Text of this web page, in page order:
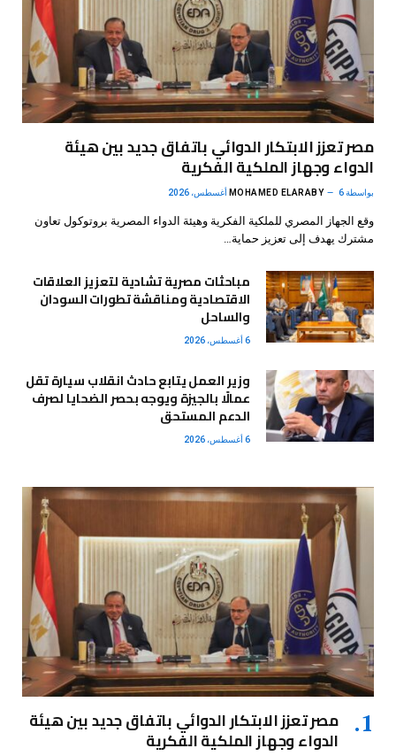
مصر تعزز الابتكار الدوائي باتفاق جديد بين هيئة
الدواء وجهاز الملكية الفكرية
بواسطة MOHAMED ELARABY 6 أغسطس، 2026
وقع الجهاز المصري للملكية الفكرية وهيئة الدواء المصرية بروتوكول تعاون
مشترك يهدف إلى تعزيز حماية…
مباحثات مصرية تشادية لتعزيز العلاقات
الاقتصادية ومناقشة تطورات السودان
والساحل
6 أغسطس، 2026
وزير العمل يتابع حادث انقلاب سيارة تقل
عمالًا بالجيزة ويوجه بحصر الضحايا لصرف
الدعم المستحق
6 أغسطس، 2026
مصر تعزز الابتكار الدوائي باتفاق جديد بين هيئة
الدواء وجهاز الملكية الفكرية